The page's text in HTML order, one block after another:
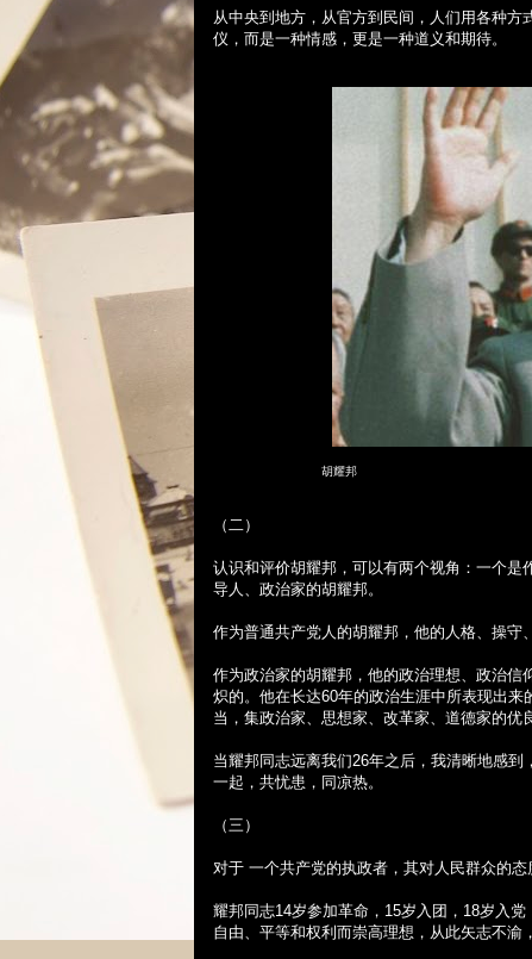
从中央到地方，从官方到民间，人们用各种
仪，而是一种情感，更是一种道义和期待。
胡耀邦
（二）
认识和评价胡耀邦，可以有两个视角：一个
导人、政治家的胡耀邦。
作为普通共产党人的胡耀邦，他的人格、操守
作为政治家的胡耀邦，他的政治理想、政治
炽的。他在长达60年的政治生涯中所表现出来
当，集政治家、思想家、改革家、道德家的优
当耀邦同志远离我们26年之后，我清晰地感到
一起，共忧患，同凉热。
（三）
对于 一个共产党的执政者，其对人民群众的
耀邦同志14岁参加革命， 15岁入团， 18岁入党
自由、平等和权利而崇高理想，从此矢志不渝